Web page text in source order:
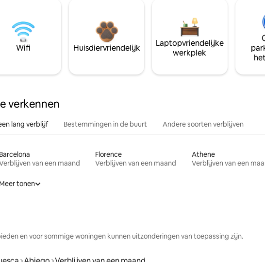
Wifi Huisdiervriendelijk
Laptopvriendelijke
werkplek
verkennen
lang verblijf Bestemmingen in de buurt Andere soorten verblijven
Barcelona
van een maand
Florence
Verblijven van een maand
Athene
Verblijven van een
Meer tonen
en voor sommige woningen kunnen uitzonderingen van toepassing zijn.